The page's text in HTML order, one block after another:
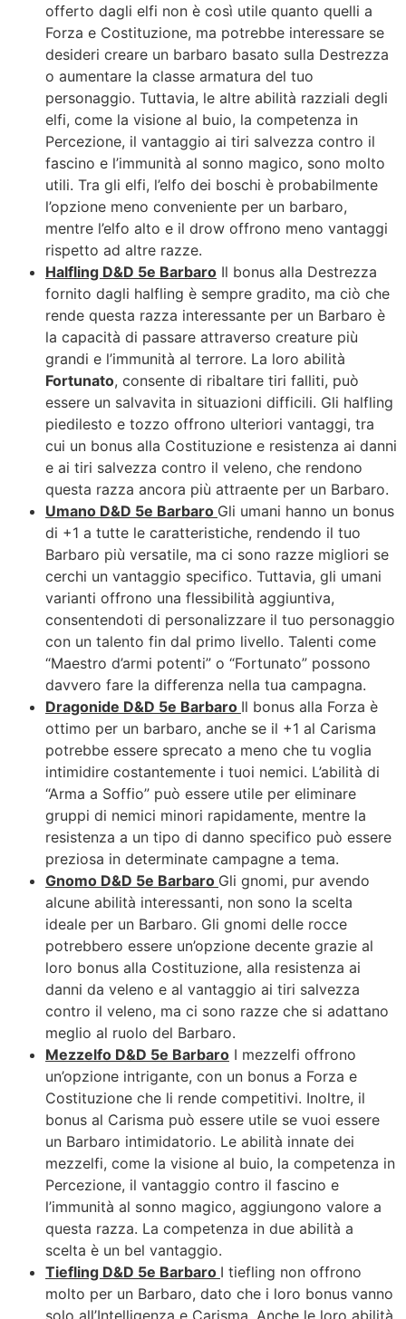
offerto dagli elfi non è così utile quanto quelli a
Forza e Costituzione, ma potrebbe interessare se
desideri creare un barbaro basato sulla Destrezza
o aumentare la classe armatura del tuo
personaggio. Tuttavia, le altre abilità razziali degli
elfi, come la visione al buio, la competenza in
Percezione, il vantaggio ai tiri salvezza contro il
fascino e l’immunità al sonno magico, sono molto
utili. Tra gli elfi, l’elfo dei boschi è probabilmente
l’opzione meno conveniente per un barbaro,
mentre l’elfo alto e il drow offrono meno vantaggi
rispetto ad altre razze.
Halfling D&D 5e Barbaro Il bonus alla Destrezza
fornito dagli halfling è sempre gradito, ma ciò che
rende questa razza interessante per un Barbaro è
la capacità di passare attraverso creature più
grandi e l’immunità al terrore. La loro abilità
Fortunato, consente di ribaltare tiri falliti, può
essere un salvavita in situazioni difficili. Gli halfling
piedilesto e tozzo offrono ulteriori vantaggi, tra
cui un bonus alla Costituzione e resistenza ai danni
e ai tiri salvezza contro il veleno, che rendono
questa razza ancora più attraente per un Barbaro.
Umano D&D 5e Barbaro Gli umani hanno un bonus
di +1 a tutte le caratteristiche, rendendo il tuo
Barbaro più versatile, ma ci sono razze migliori se
cerchi un vantaggio specifico. Tuttavia, gli umani
varianti offrono una flessibilità aggiuntiva,
consentendoti di personalizzare il tuo personaggio
con un talento fin dal primo livello. Talenti come
“Maestro d’armi potenti” o “Fortunato” possono
davvero fare la differenza nella tua campagna.
Dragonide D&D 5e Barbaro Il bonus alla Forza è
ottimo per un barbaro, anche se il +1 al Carisma
potrebbe essere sprecato a meno che tu voglia
intimidire costantemente i tuoi nemici. L’abilità di
“Arma a Soffio” può essere utile per eliminare
gruppi di nemici minori rapidamente, mentre la
resistenza a un tipo di danno specifico può essere
preziosa in determinate campagne a tema.
Gnomo D&D 5e Barbaro Gli gnomi, pur avendo
alcune abilità interessanti, non sono la scelta
ideale per un Barbaro. Gli gnomi delle rocce
potrebbero essere un’opzione decente grazie al
loro bonus alla Costituzione, alla resistenza ai
danni da veleno e al vantaggio ai tiri salvezza
contro il veleno, ma ci sono razze che si adattano
meglio al ruolo del Barbaro.
Mezzelfo D&D 5e Barbaro I mezzelfi offrono
un’opzione intrigante, con un bonus a Forza e
Costituzione che li rende competitivi. Inoltre, il
bonus al Carisma può essere utile se vuoi essere
un Barbaro intimidatorio. Le abilità innate dei
mezzelfi, come la visione al buio, la competenza in
Percezione, il vantaggio contro il fascino e
l’immunità al sonno magico, aggiungono valore a
questa razza. La competenza in due abilità a
scelta è un bel vantaggio.
Tiefling D&D 5e Barbaro I tiefling non offrono
molto per un Barbaro, dato che i loro bonus vanno
solo all’Intelligenza e Carisma. Anche le loro abilità